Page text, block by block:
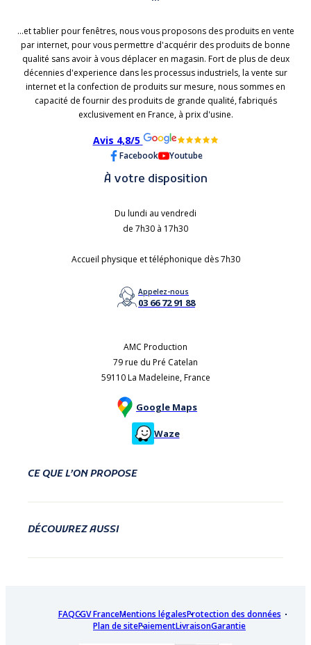
...et tablier pour fenêtres, nous vous proposons des produits en vente
par internet, pour vous permettre d'acquérir des produits de bonne
qualité sans avoir à vous déplacer en magasin. Fort de plus de deux
décennies d'experience dans les processus industriels, la vente sur
internet et la confection de produits sur mesure, nous sommes en
capacité de fournir des produits de grande qualité, fabriqués
exclusivement en France, à prix d'usine.
Avis 4,8/5
Facebook Youtube
À votre disposition
Du lundi au vendredi
de 7h30 à 17h30
Accueil physique et téléphonique dès 7h30
Appelez-nous
03 66 72 91 88
AMC Production
79 rue du Pré Catelan
59110 La Madeleine, France
Google Maps
Waze
CE QUE L’ON PROPOSE
DÉCOUVREZ AUSSI
FAQCGV FranceMentions légalesProtection des données
Plan de sitePaiementLivraisonGarantie